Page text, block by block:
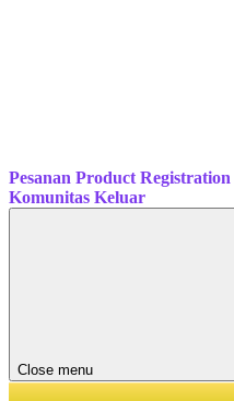
Pesanan Product Registration
Komunitas Keluar
Close menu